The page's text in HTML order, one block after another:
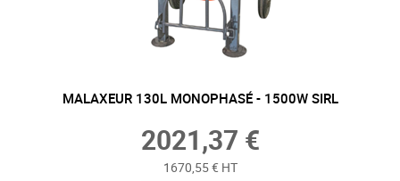
MALAXEUR 130L MONOPHASÉ - 1500W SIRL
2021,37 €
1670,55 € HT